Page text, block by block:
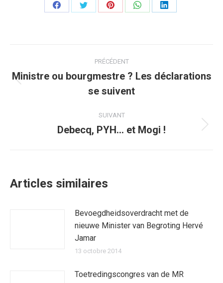
PartagerPartagerPartagerPartagerPartager
article
PRÉCÉDENT
précédent
Ministre ou bourgmestre ? Les déclarations
se suivent
SUIVANT
Article
Debecq, PYH… et Mogi !
Articles similaires
Bevoegdheidsoverdracht met de
nieuwe Minister van Begroting Hervé
Jamar
13 octobre 2014
Toetredingscongres van de MR